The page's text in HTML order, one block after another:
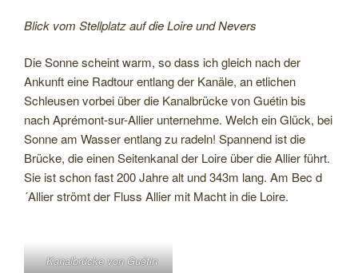
Blick vom Stellplatz auf die Loire und Nevers
Die Sonne scheint warm, so dass ich gleich nach der
Ankunft eine Radtour entlang der Kanäle, an etlichen
Schleusen vorbei über die Kanalbrücke von Guétin bis
nach Aprémont-sur-Allier unternehme. Welch ein Glück, bei
Sonne am Wasser entlang zu radeln! Spannend ist die
Brücke, die einen Seitenkanal der Loire über die Allier führt.
Sie ist schon fast 200 Jahre alt und 343m lang. Am Bec d
´Allier strömt der Fluss Allier mit Macht in die Loire.
Kanalbrücke von Guétin